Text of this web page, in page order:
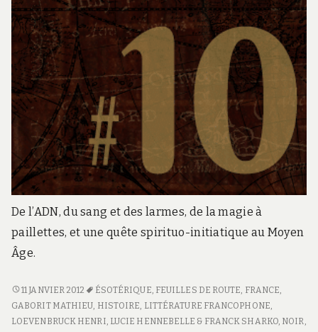
De l’ADN, du sang et des larmes, de la magie à
paillettes, et une quête spirituo-initiatique au Moyen
Âge.
FEUILLE
DE
ROUTE
11 JANVIER 2012 ÉSOTÉRIQUE, FEUILLES DE ROUTE, FRANCE,
GABORIT MATHIEU, HISTOIRE, LITTÉRATURE FRANCOPHONE,
LOEVENBRUCK HENRI, LUCIE HENNEBELLE & FRANCK SHARKO, NOIR,